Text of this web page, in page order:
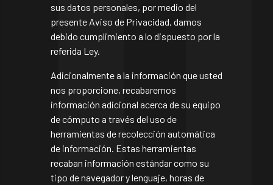
sus datos personales, por medio del
presente Aviso de Privacidad, damos
debido cumplimiento a lo dispuesto por la
referida Ley.
Adicionalmente a la información que usted
nos proporcione, recabaremos
información adicional acerca de su equipo
de cómputo a través del uso de
herramientas de recolección automática
de información. Estas herramientas
recaban información estándar como su
tipo de navegador y lenguaje, horas de